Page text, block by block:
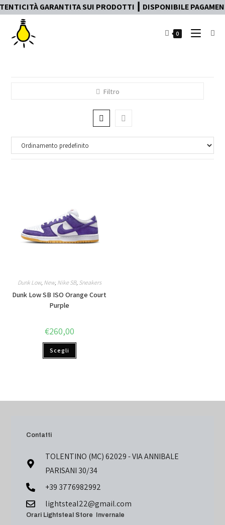
GARANTITA SUI PRODOTTI ┃ DISPONIBILE
0
Filtro
Dunk Low, New, Nike SB, Sneakers
Dunk Low SB ISO Orange Court
Purple
€260,00
Scegli
Contatti
TOLENTINO (MC) 62029 - VIA ANNIBALE
PARISANI 30/34
+39 3776982992
lightsteal22@gmail.com
Orari Lightsteal Store Invernale